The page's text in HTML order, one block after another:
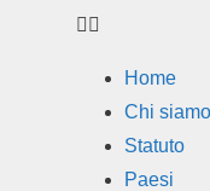
Home
Chi siamo
Statuto
Paesi